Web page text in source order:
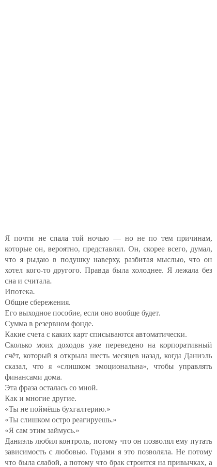
Я почти не спала той ночью — но не по тем причинам,
которые он, вероятно, представлял. Он, скорее всего, думал,
что я рыдаю в подушку наверху, разбитая мыслью, что он
хотел кого-то другого. Правда была холоднее. Я лежала без
сна и считала.
Ипотека.
Общие сбережения.
Его выходное пособие, если оно вообще будет.
Сумма в резервном фонде.
Какие счета с каких карт списываются автоматически.
Сколько моих доходов уже переведено на корпоративный
счёт, который я открыла шесть месяцев назад, когда Даниэль
сказал, что я «слишком эмоциональна», чтобы управлять
финансами дома.
Эта фраза осталась со мной.
Как и многие другие.
«Ты не поймёшь бухгалтерию.»
«Ты слишком остро реагируешь.»
«Я сам этим займусь.»
Даниэль любил контроль, потому что он позволял ему путать
зависимость с любовью. Годами я это позволяла. Не потому
что была слабой, а потому что брак строится на привычках, а